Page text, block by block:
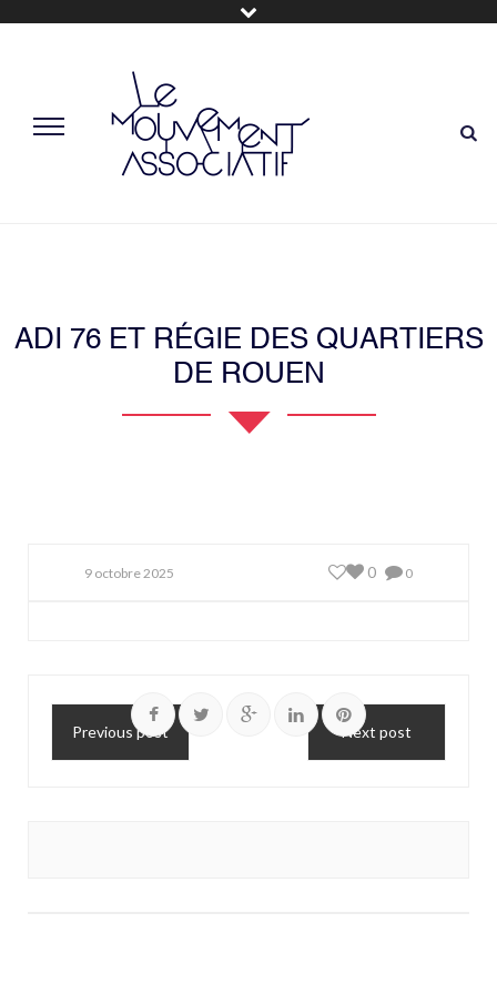
ADI 76 ET RÉGIE DES QUARTIERS
DE ROUEN
9 octobre 2025 0
0
Previous post Next post